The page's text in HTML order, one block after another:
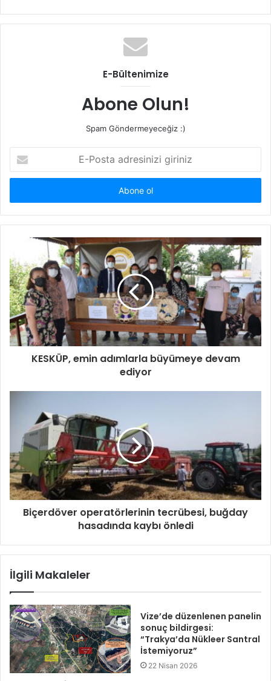
E-Bültenimize
Abone Olun!
Spam Göndermeyeceğiz :)
Posta
adresinizi
KESKÜP, emin adımlarla büyümeye devam
ediyor
Biçerdöver operatörlerinin tecrübesi, buğday
hasadında kaybı önledi
İlgili Makaleler
Vize’de düzenlenen panelin
sonuç bildirgesi:
“Trakya’da Nükleer Santral
İstemiyoruz”
22 Nisan 2026